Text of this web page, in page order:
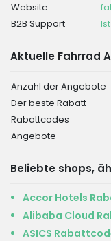
Website
B2B Support
Aktuelle Fahrrad
Anzahl der Angebote
Der beste Rabatt
Rabattcodes
Angebote
Beliebte shops,
Accor Hotels
Alibaba Cloud
ASICS